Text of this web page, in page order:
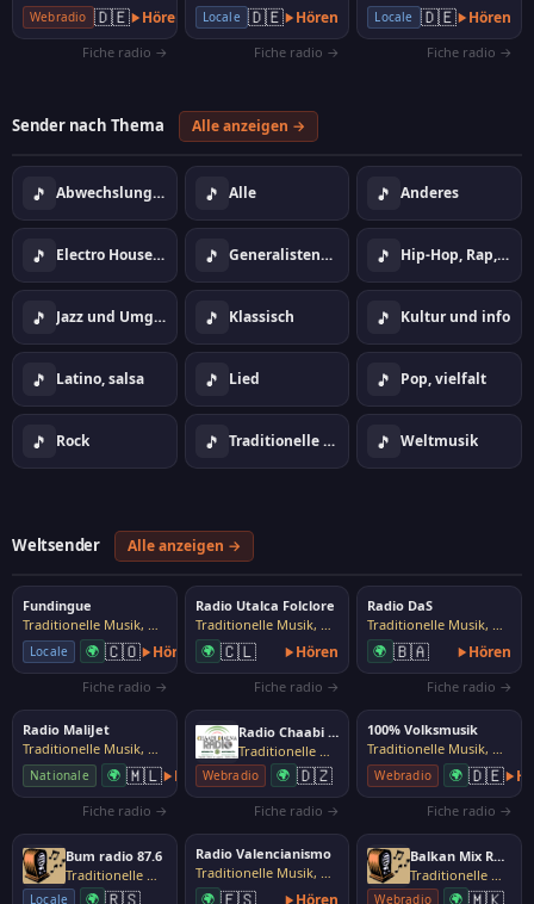
Webradio 🇩🇪 Hören
Fiche radio →
Locale 🇩🇪 Hören
Fiche radio →
Locale 🇩🇪 Hören
Fiche radio →
Sender nach Thema Alle anzeigen →
🎵 Abwechslungsreiche Musik 🎵 Alle 🎵 Anderes
🎵 Electro House Dance 🎵 Generalistenstil 🎵 Hip-Hop, Rap, Urban
🎵 Jazz und Umgebung 🎵 Klassisch 🎵 Kultur und info
🎵 Latino, salsa 🎵 Lied 🎵 Pop, vielfalt
🎵 Rock 🎵 Traditionelle Musik, Volksmusik 🎵 Weltmusik
Weltsender Alle anzeigen →
Fundingue
Traditionelle Musik, Volksmusik
Locale 🌍 🇨🇴 Hören
Fiche radio →
Radio Utalca Folclore
Traditionelle Musik, Volksmusik
🌍 🇨🇱 Hören
Fiche radio →
Radio DaS
Traditionelle Musik, Volksmusik
🌍 🇧🇦 Hören
Fiche radio →
Radio MaliJet
Traditionelle Musik, Volksmusik
Nationale 🌍 🇲🇱 Hören
Fiche radio →
Radio Chaabi Dialna
Traditionelle Musik, Volksmusik
Webradio 🌍 🇩🇿
Fiche radio →
100% Volksmusik
Traditionelle Musik, Volksmusik
Webradio 🌍 🇩🇪
Fiche radio →
Bum radio 87.6
Traditionelle Musik, Volksmusik
Locale 🌍 🇷🇸
Radio Valencianismo
Traditionelle Musik, Volksmusik
🌍 🇪🇸 Hören
Balkan Mix Radio
Traditionelle Musik, Volksmusik
Webradio 🌍 🇲🇰